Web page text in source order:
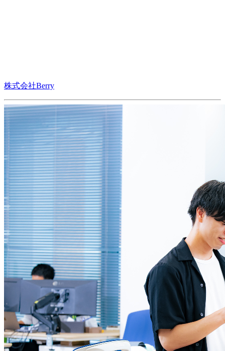
株式会社Berry